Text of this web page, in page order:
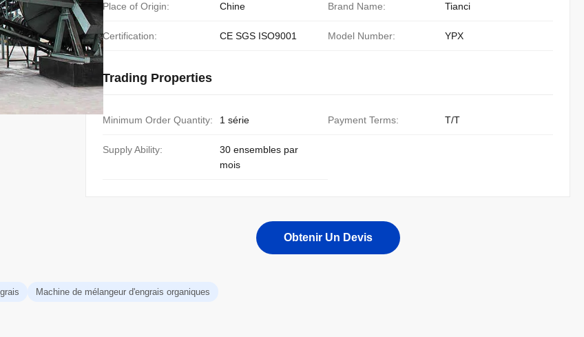
Place of Origin: Chine Brand Name: Tianci
Certification: CE SGS ISO9001 Model Number: YPX
Trading Properties
Minimum Order Quantity: 1 série Payment Terms: T/T
Supply Ability:
30 ensembles par
mois
Obtenir Un Devis
Machine de mélangeur d'engrais organiques